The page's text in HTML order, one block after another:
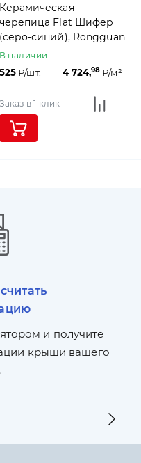
Керамическая
черепица Flat Шифер
(серо-синий), Rongguan
В наличии
525₽/шт. 4 724,98₽/м²
Заказ в 1 клик
и получите
крыши вашего